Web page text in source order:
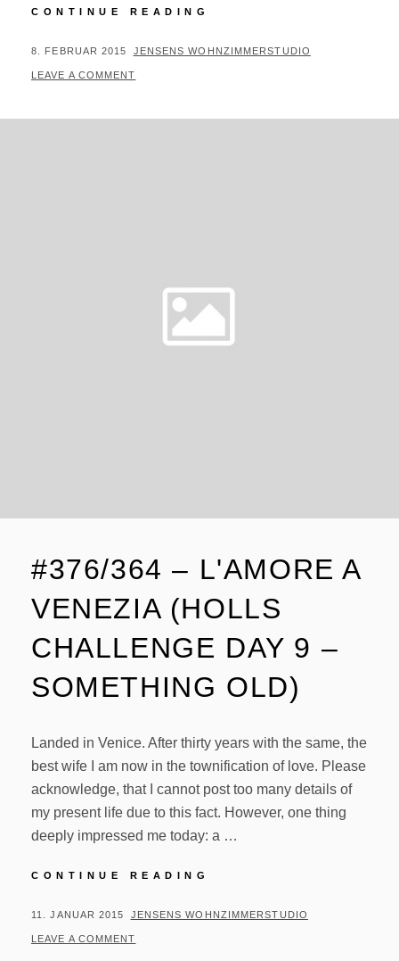
CONTINUE READING
UMBAUTEN
POSTED
ON
8. FEBRUAR 2015 BY
JENSENS WOHNZIMMERSTUDIO
LEAVE A COMMENT
#376/364 – L'AMORE A
VENEZIA (HOLLS
CHALLENGE DAY 9 –
SOMETHING OLD)
Landed in Venice. After thirty years with the same, the
best wife I am now in the townification of love. Please
acknowledge, that I cannot post too many details of
my present life due to this fact. However, one thing
deeply impressed me today: a …
CONTINUE READING
L'AMORE
POSTED
ON
11. JANUAR 2015 BY
JENSENS WOHNZIMMERSTUDIO
LEAVE A COMMENT